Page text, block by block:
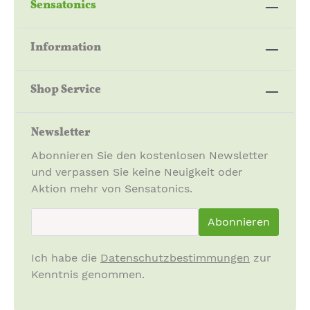
Sensatonics
Information
Shop Service
Newsletter
Abonnieren Sie den kostenlosen Newsletter
und verpassen Sie keine Neuigkeit oder
Aktion mehr von Sensatonics.
Abonnieren
Ich habe die Datenschutzbestimmungen zur
Kenntnis genommen.